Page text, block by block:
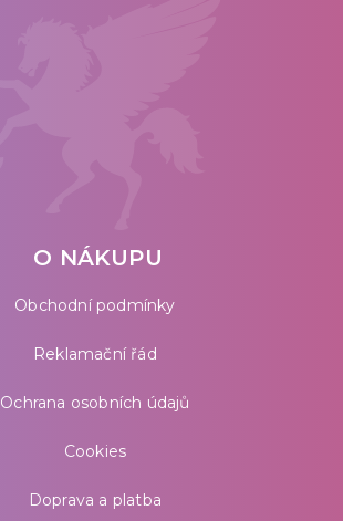
O NÁKUPU
Obchodní podmínky
Reklamační řád
Ochrana osobních údajů
Cookies
Doprava a platba